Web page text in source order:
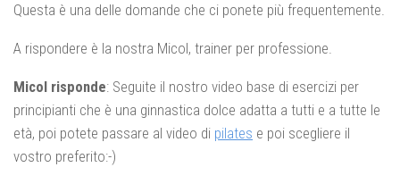
Questa è una delle domande che ci ponete più frequentemente.
A rispondere è la nostra Micol, trainer per professione.
Micol risponde: Seguite il nostro video base di esercizi per
principianti che è una ginnastica dolce adatta a tutti e a tutte le
età, poi potete passare al video di pilates e poi scegliere il
vostro preferito:-)